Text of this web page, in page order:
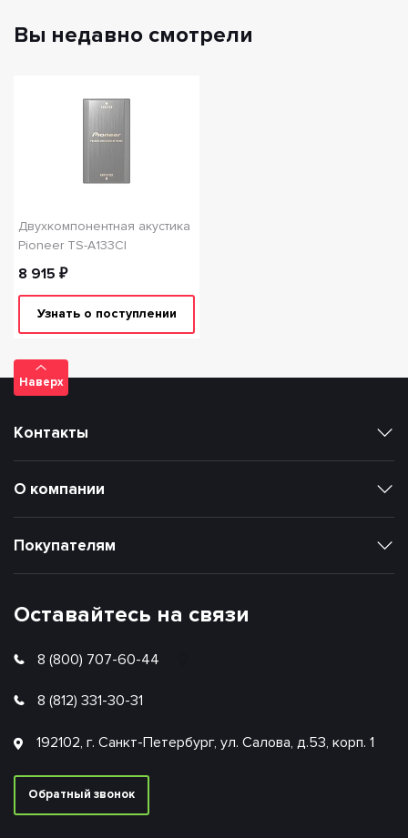
Вы недавно смотрели
Двухкомпонентная акустика
Pioneer TS-A133СI
8 915 ₽
Узнать о поступлении
Наверх
Оставайтесь на связи
8 (800) 707-60-44
8 (812) 331-30-31
192102, г. Санкт-Петербург, ул. Салова, д.53, корп. 1
Обратный звонок
Покупателям
О компании
Контакты